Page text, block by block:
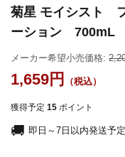
菊星 モイシスト
ーション 700mL
メーカー希望小売価格:
1,659
獲得予定 15 ポイント
即日～7日以内発送予